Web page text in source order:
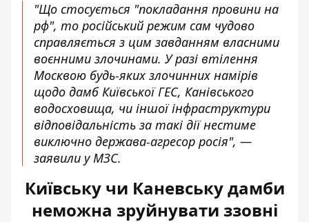
"Що стосується "покладання провини на
рф", то російський режим сам чудово
справляється з цим завданням власними
воєнними злочинами. У разі втілення
Москвою будь-яких злочинних намірів
щодо дамб Київської ГЕС, Канівського
водосховища, чи іншої інфраструктури
відповідальність за такі дії нестиме
виключно держава-агресор росія", —
заявили у МЗС.
Київську чи Каневську дамби
неможна зруйнувати ззовні